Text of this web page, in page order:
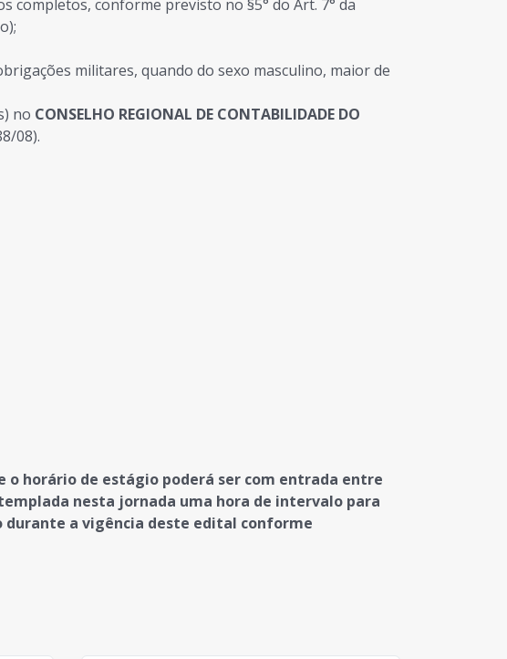
completos, conforme previsto no §5° do Art. 7° da
militares, quando do sexo masculino, maior de
no CONSELHO REGIONAL DE CONTABILIDADE DO
08).
o horário de estágio poderá ser com entrada entre
nesta jornada uma hora de intervalo para
durante a vigência deste edital conforme